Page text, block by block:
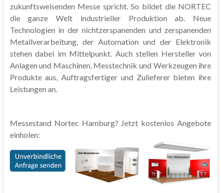
zukunftsweisenden Messe spricht. So bildet die NORTEC
die ganze Welt industrieller Produktion ab. Neue
Technologien in der nichtzerspanenden und zerspanenden
Metallverarbeitung, der Automation und der Elektronik
stehen dabei im Mittelpunkt. Auch stellen Hersteller von
Anlagen und Maschinen, Messtechnik und Werkzeugen ihre
Produkte aus, Auftragsfertiger und Zulieferer bieten ihre
Leistungen an.
Messestand Nortec Hamburg? Jetzt kostenlos Angebote
einholen: